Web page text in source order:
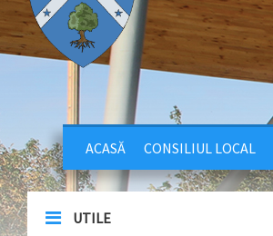
ACASĂ CONSILIUL LOCAL
UTILE